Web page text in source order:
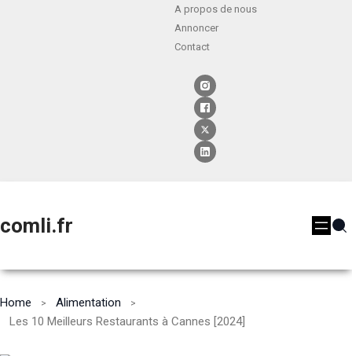
A propos de nous
Annoncer
Contact
comli.fr
Home
Alimentation
Les 10 Meilleurs Restaurants à Cannes [2024]